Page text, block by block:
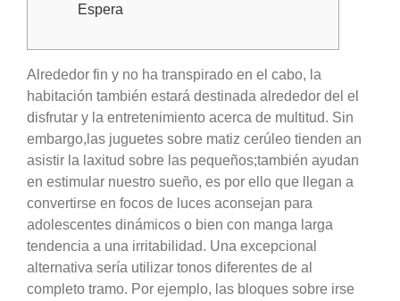
Espera
Alrededor fin y no ha transpirado en el cabo, la
habitación también estará destinada alrededor del el
disfrutar y la entretenimiento acerca de multitud. Sin
embargo,las juguetes sobre matiz cerúleo tienden an
asistir la laxitud sobre las pequeños;también ayudan
en estimular nuestro sueño, es por ello que llegan a
convertirse en focos de luces aconsejan para
adolescentes dinámicos o bien con manga larga
tendencia a una irritabilidad. Una excepcional
alternativa serí­a utilizar tonos diferentes de al
completo tramo. Por ejemplo, las bloques sobre irse